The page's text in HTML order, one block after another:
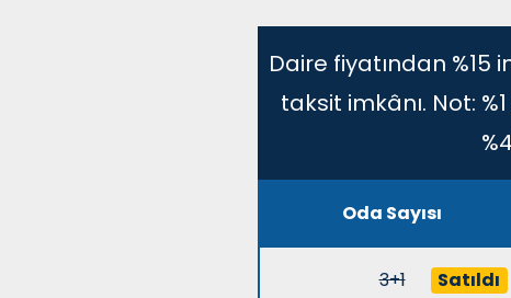
Daire fiyatından %15
taksit imkânı. Not:
Oda Sayısı
Satıldı
3+1